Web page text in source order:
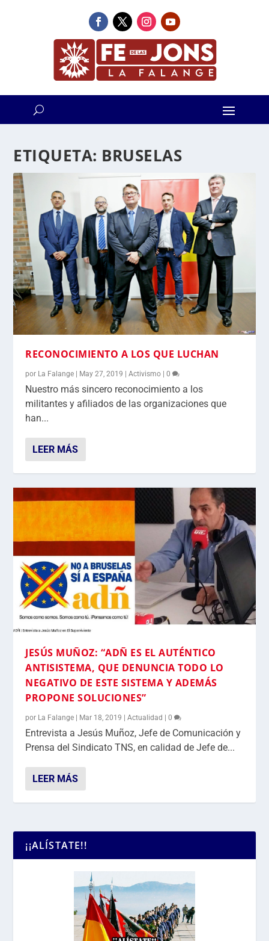
ETIQUETA: BRUSELAS
RECONOCIMIENTO A LOS QUE LUCHAN
por La Falange | May 27, 2019 |Activismo |0
Nuestro más sincero reconocimiento a los
militantes y afiliados de las organizaciones que
han...
LEER MÁS
JESÚS MUÑOZ: “ADÑ ES EL AUTÉNTICO
ANTISISTEMA, QUE DENUNCIA TODO LO
NEGATIVO DE ESTE SISTEMA Y ADEMÁS
PROPONE SOLUCIONES”
por La Falange Mar 18, 2019 |Actualidad |0
Entrevista a Jesús Muñoz, Jefe de Comunicación y
Prensa del Sindicato TNS, en calidad de Jefe de...
LEER MÁS
¡¡ALÍSTATE!!